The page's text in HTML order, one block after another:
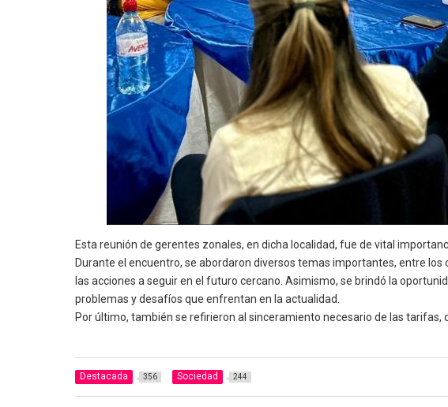
Esta reunión de gerentes zonales, en dicha localidad, fue de vital
Durante el encuentro, se abordaron diversos temas importantes, entre
las acciones a seguir en el futuro cercano. Asimismo, se brindó la
problemas y desafíos que enfrentan en la actualidad.
Por último, también se refirieron al sinceramiento necesario de las
Destacada 356 Sociedad 244